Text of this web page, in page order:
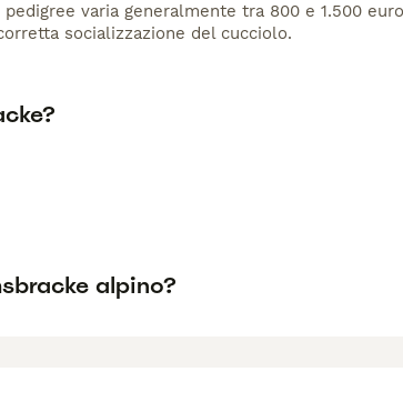
varia generalmente tra 800 e 1.500
socializzazione del cucciolo.
alpino?